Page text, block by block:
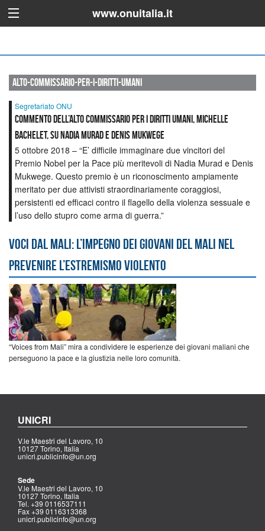
www.onuitalia.it
alto-commissario-per-i-diritti-umani
Segretariato ONU
Commento dell’Alto Commissario per i Diritti Umani, Michelle
Bachelet, su Nadia Murad e Denis Mukwege
5 ottobre 2018 – “E’ difficile immaginare due vincitori del
Premio Nobel per la Pace più meritevoli di Nadia Murad e Denis
Mukwege. Questo premio è un riconoscimento ampiamente
meritato per due attivisti straordinariamente coraggiosi,
persistenti ed efficaci contro il flagello della violenza sessuale e
l’uso dello stupro come arma di guerra.”
Voci dal Mali: l’impegno dei giovani del Mali nel
prevenire l’estremismo violento
“Voices from Mali” mira a condividere le esperienze dei giovani maliani che
perseguono la pace e la giustizia nelle loro comunità.
UNICRI
V.le Maestri del Lavoro, 10
10127 Torino, Italia
unicri.publicinfo@un.org
Sede
V.le Maestri del Lavoro, 10
10127 Torino, Italia
Tel. +39 0116537111
Fax +39 0116313368
unicri.publicinfo@un.org